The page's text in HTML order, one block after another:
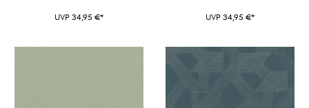
UVP 34,95 €* UVP 34,95 €*